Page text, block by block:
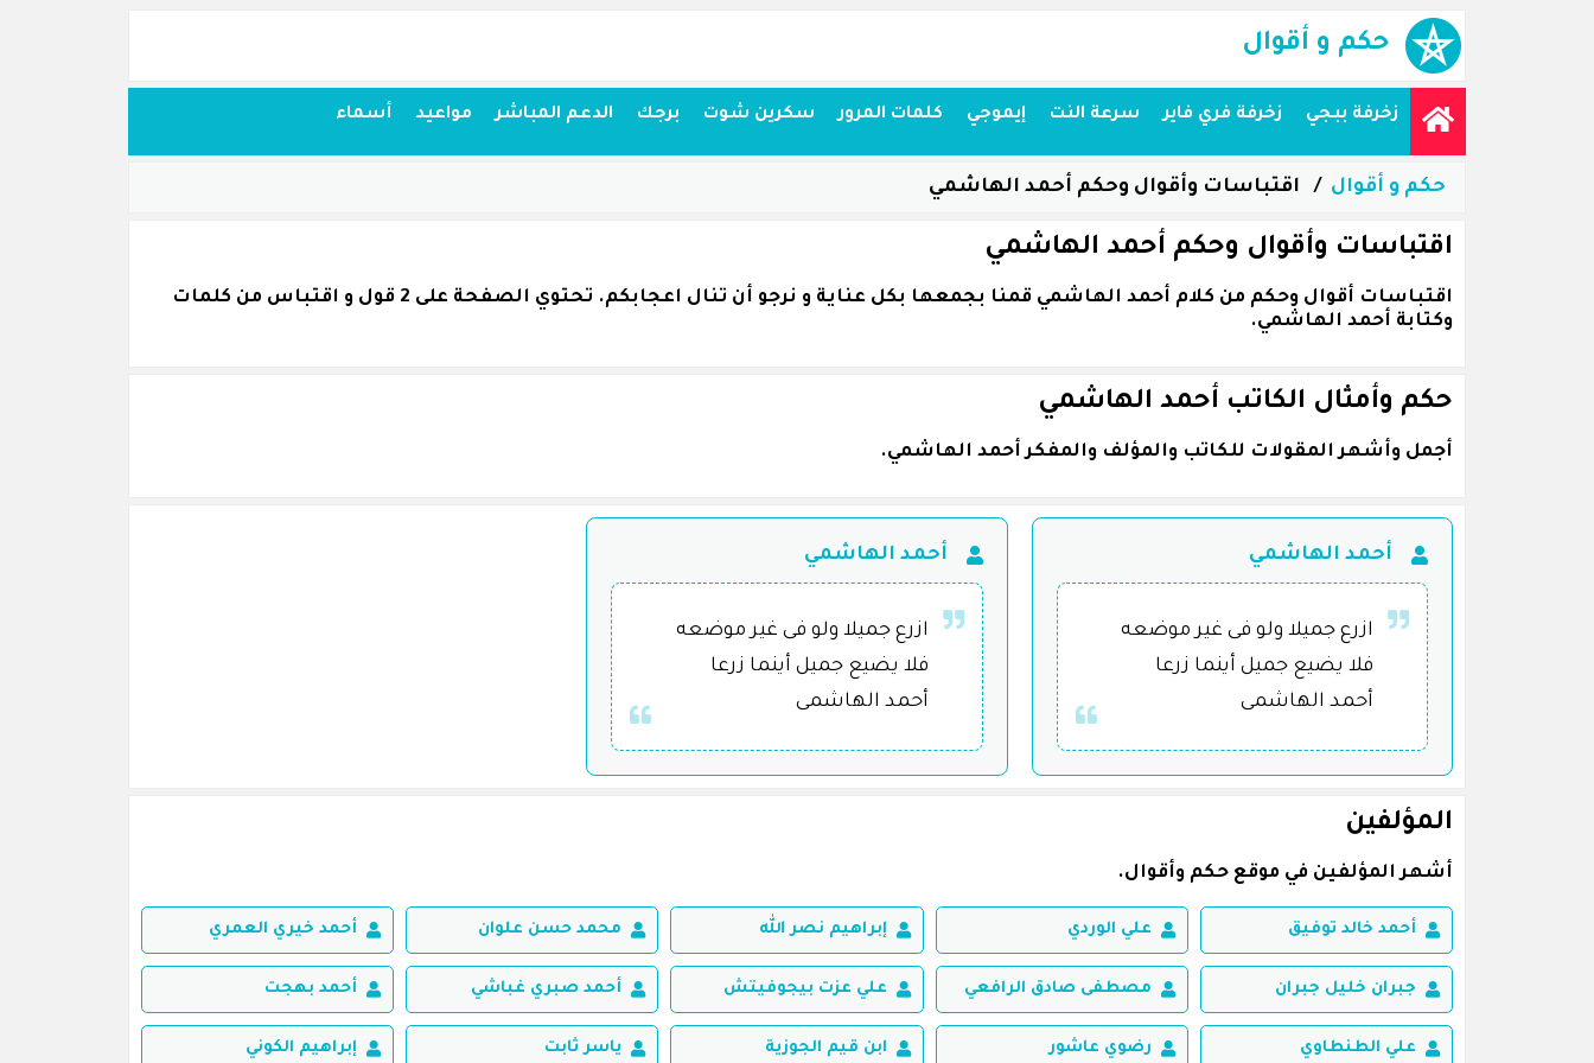
حكم و أقوال
زخرفة ببجي زخرفة فري فاير سرعة النت إيموجي كلمات المرور سكرين شوت برجك الدعم المباشر مواعيد أسماء
حكم و أقوال اقتباسات وأقوال وحكم أحمد الهاشمي
اقتباسات وأقوال وحكم أحمد الهاشمي
اقتباسات أقوال وحكم من كلام أحمد الهاشمي قمنا بجمعها بكل عناية و نرجو أن تنال اعجابكم. تحتوي الصفحة على 2 قول و اقتباس من كلمات
وكتابة أحمد الهاشمي.
حكم وأمثال الكاتب أحمد الهاشمي
أجمل وأشهر المقولات للكاتب والمؤلف والمفكر أحمد الهاشمي.
أحمد الهاشمي
ازرع جميلا ولو فى غير موضعه
فلا يضيع جميل أينما زرعا
أحمد الهاشمى
أحمد الهاشمي
ازرع جميلا ولو فى غير موضعه
فلا يضيع جميل أينما زرعا
أحمد الهاشمى
المؤلفين
أشهر المؤلفين في موقع حكم وأقوال.
أحمد خالد توفيق علي الوردي إبراهيم نصر الله محمد حسن علوان أحمد خيري العمري
جبران خليل جبران مصطفى صادق الرافعي علي عزت بيجوفيتش أحمد صبري غباشي أحمد بهجت
علي الطنطاوي رضوي عاشور ابن قيم الجوزية ياسر ثابت إبراهيم الكوني